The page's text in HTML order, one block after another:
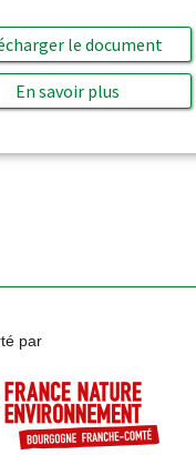
le document
En savoir plus
par